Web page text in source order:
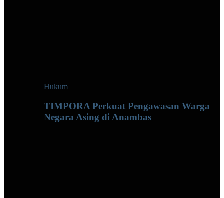
Hukum
TIMPORA Perkuat Pengawasan Warga
Negara Asing di Anambas ‎